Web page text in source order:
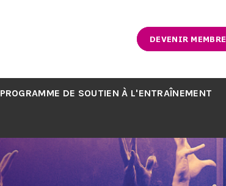
DEVENIR MEMBRE
PROGRAMME DE SOUTIEN À L'ENTRAÎNEMENT